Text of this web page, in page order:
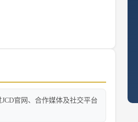
官网、合作媒体及社交平台